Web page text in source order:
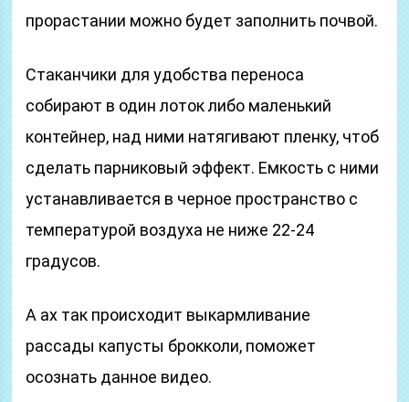
прорастании можно будет заполнить почвой.
Стаканчики для удобства переноса
собирают в один лоток либо маленький
контейнер, над ними натягивают пленку, чтоб
сделать парниковый эффект. Емкость с ними
устанавливается в черное пространство с
температурой воздуха не ниже 22-24
градусов.
А ах так происходит выкармливание
рассады капусты брокколи, поможет
осознать данное видео.